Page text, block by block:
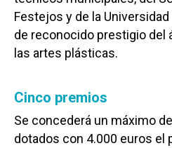
Festejos y de la
de reconocido prestigio del
las artes plásticas.
Cinco premios
Se concederá un máximo
dotados con 4.000 euros el